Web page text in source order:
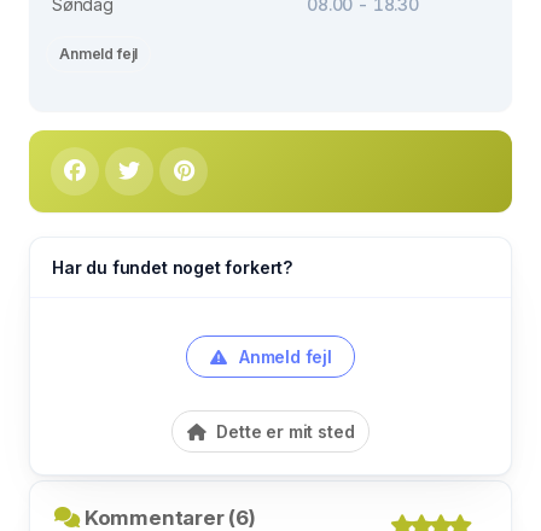
Anmeld fejl
Har du fundet noget forkert?
Anmeld fejl
Dette er mit sted
Kommentarer (6)